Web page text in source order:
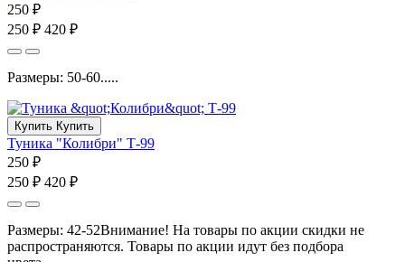
250 ₽
250 ₽ 420 ₽
Размеры: 50-60.....
Купить Купить
Туника "Колибри" Т-99
250 ₽
250 ₽ 420 ₽
Размеры: 42-52Внимание! На товары по акции скидки не
распространяются. Товары по акции идут без подбора